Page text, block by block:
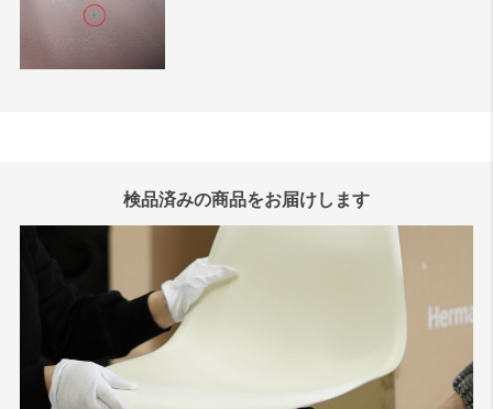
検品済みの商品をお届けします